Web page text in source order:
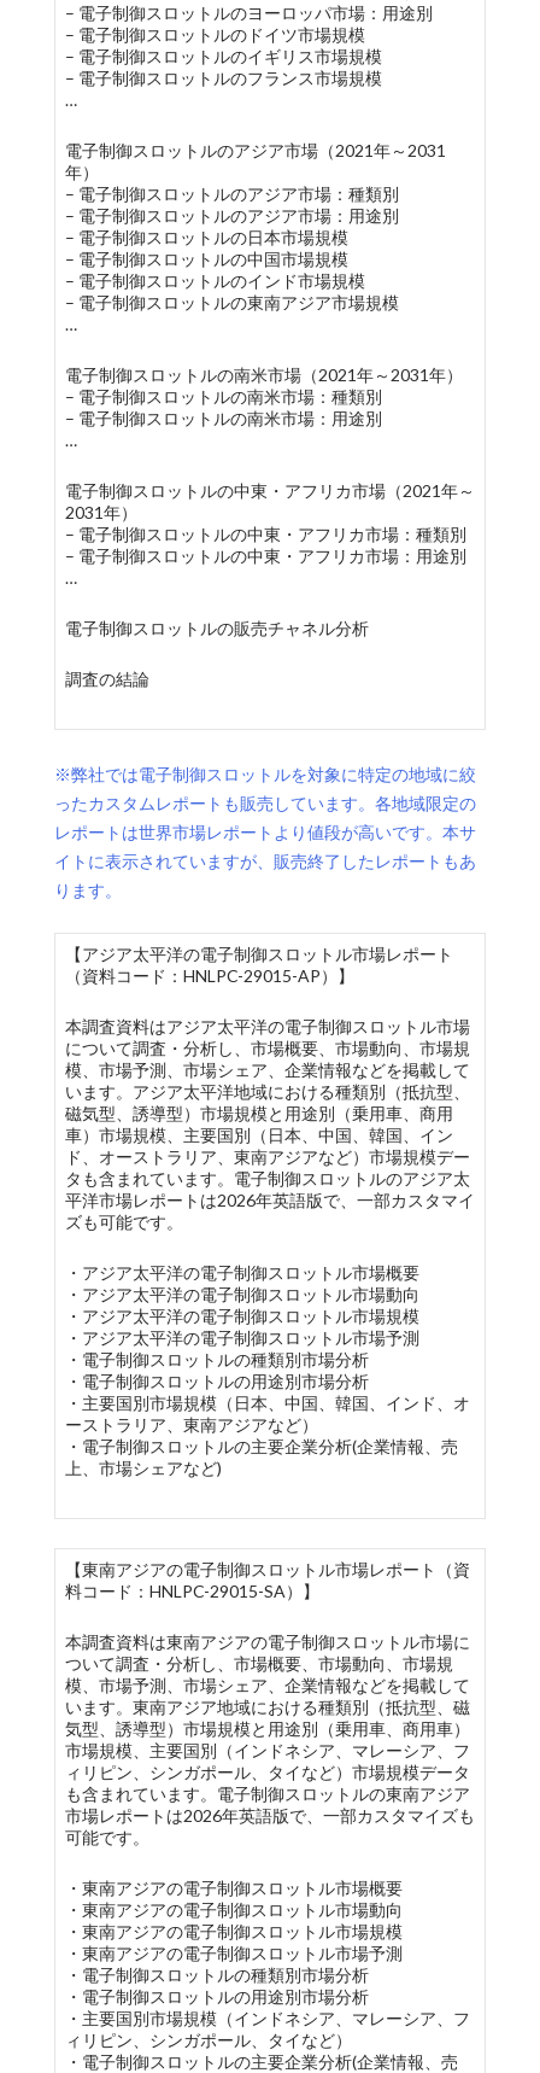
– 電子制御スロットルのヨーロッパ市場：用途別
– 電子制御スロットルのドイツ市場規模
– 電子制御スロットルのイギリス市場規模
– 電子制御スロットルのフランス市場規模
…
電子制御スロットルのアジア市場（2021年～2031
年）
– 電子制御スロットルのアジア市場：種類別
– 電子制御スロットルのアジア市場：用途別
– 電子制御スロットルの日本市場規模
– 電子制御スロットルの中国市場規模
– 電子制御スロットルのインド市場規模
– 電子制御スロットルの東南アジア市場規模
…
電子制御スロットルの南米市場（2021年～2031年）
– 電子制御スロットルの南米市場：種類別
– 電子制御スロットルの南米市場：用途別
…
電子制御スロットルの中東・アフリカ市場（2021年～
2031年）
– 電子制御スロットルの中東・アフリカ市場：種類別
– 電子制御スロットルの中東・アフリカ市場：用途別
…
電子制御スロットルの販売チャネル分析
調査の結論
※弊社では電子制御スロットルを対象に特定の地域に絞
ったカスタムレポートも販売しています。各地域限定の
レポートは世界市場レポートより値段が高いです。本サ
イトに表示されていますが、販売終了したレポートもあ
ります。
【アジア太平洋の電子制御スロットル市場レポート
（資料コード：HNLPC-29015-AP）】
本調査資料はアジア太平洋の電子制御スロットル市場
について調査・分析し、市場概要、市場動向、市場規
模、市場予測、市場シェア、企業情報などを掲載して
います。アジア太平洋地域における種類別（抵抗型、
磁気型、誘導型）市場規模と用途別（乗用車、商用
車）市場規模、主要国別（日本、中国、韓国、イン
ド、オーストラリア、東南アジアなど）市場規模デー
タも含まれています。電子制御スロットルのアジア太
平洋市場レポートは2026年英語版で、一部カスタマイ
ズも可能です。
・アジア太平洋の電子制御スロットル市場概要
・アジア太平洋の電子制御スロットル市場動向
・アジア太平洋の電子制御スロットル市場規模
・アジア太平洋の電子制御スロットル市場予測
・電子制御スロットルの種類別市場分析
・電子制御スロットルの用途別市場分析
・主要国別市場規模（日本、中国、韓国、インド、オ
ーストラリア、東南アジアなど）
・電子制御スロットルの主要企業分析(企業情報、売
上、市場シェアなど)
【東南アジアの電子制御スロットル市場レポート（資
料コード：HNLPC-29015-SA）】
本調査資料は東南アジアの電子制御スロットル市場に
ついて調査・分析し、市場概要、市場動向、市場規
模、市場予測、市場シェア、企業情報などを掲載して
います。東南アジア地域における種類別（抵抗型、磁
気型、誘導型）市場規模と用途別（乗用車、商用車）
市場規模、主要国別（インドネシア、マレーシア、フ
ィリピン、シンガポール、タイなど）市場規模データ
も含まれています。電子制御スロットルの東南アジア
市場レポートは2026年英語版で、一部カスタマイズも
可能です。
・東南アジアの電子制御スロットル市場概要
・東南アジアの電子制御スロットル市場動向
・東南アジアの電子制御スロットル市場規模
・東南アジアの電子制御スロットル市場予測
・電子制御スロットルの種類別市場分析
・電子制御スロットルの用途別市場分析
・主要国別市場規模（インドネシア、マレーシア、フ
ィリピン、シンガポール、タイなど）
・電子制御スロットルの主要企業分析(企業情報、売